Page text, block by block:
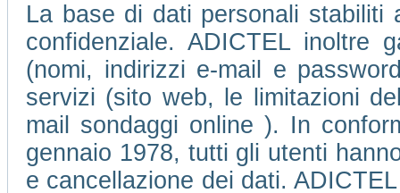
La base di dati personali stabiliti
confidenziale. ADICTEL inoltre
(nomi, indirizzi e-mail e
servizi (sito web, le limitazioni
mail sondaggi online ). In
gennaio 1978, tutti gli utenti
e cancellazione dei dati.